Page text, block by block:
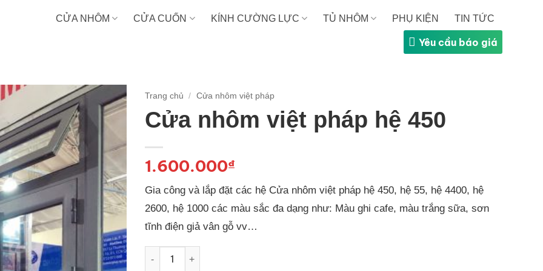
CỬA NHÔM CỬA CUỐN KÍNH CƯỜNG LỰC TỦ NHÔM PHỤ KIỆN TIN TỨC
Yêu cầu báo giá
Trang chủ / Cửa nhôm việt pháp
Cửa nhôm việt pháp hệ 450
1.600.000₫
Gia công và lắp đặt các hệ Cửa nhôm việt pháp hệ 450, hệ 55, hệ 4400, hệ
2600, hệ 1000 các màu sắc đa dạng như: Màu ghi cafe, màu trắng sữa, sơn
tĩnh điện giả vân gỗ vv…
Cửa nhôm việt pháp hệ 450 số lượng